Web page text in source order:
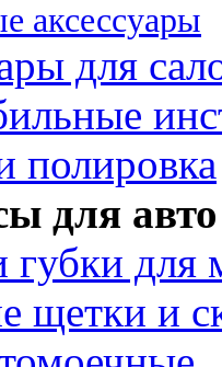
аксессуары
для
полировка
для авто
губки для
щетки и